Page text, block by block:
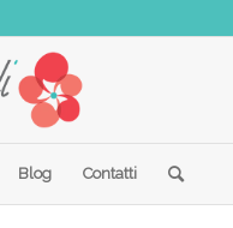
Blog Contatti